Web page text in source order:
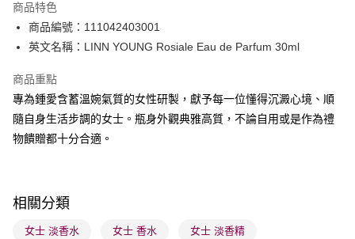
PayMe
WeChat Pay
BoC Pay
送貨方式
順豐自助櫃 - 確認發貨後1-3個工作天送達
順豐站及營業點 - 確認發貨後1-3個工作天送達
商品特色
商品編號：111042403001
英文名稱：LINN YOUNG Rosiale Eau de Parfum 30ml
商品重點
專為鍾愛含蓄溫婉氣質的女性研製，獻予每一位懂得沉澱心境、順
隨自身生活步調的女士。瓶身外觀典雅高質，不論自用或是作為禮
物饋贈都十分合適。
相關分類
女士 淡香水 女士 香水 女士 淡香精